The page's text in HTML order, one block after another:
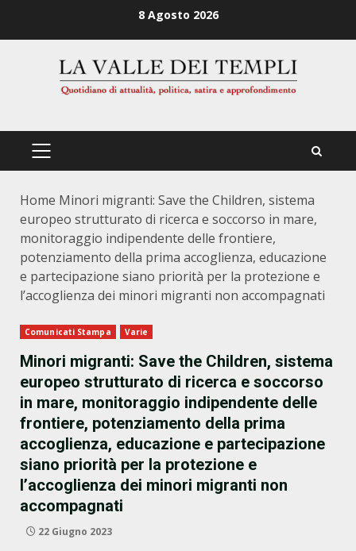
8 Agosto 2026
PRIMÄRES
Home Minori migranti: Save the Children, sistema
europeo strutturato di ricerca e soccorso in mare,
monitoraggio indipendente delle frontiere,
potenziamento della prima accoglienza, educazione
e partecipazione siano priorità per la protezione e
l’accoglienza dei minori migranti non accompagnati
Comunicati Stampa Varie
Minori migranti: Save the Children, sistema
europeo strutturato di ricerca e soccorso
in mare, monitoraggio indipendente delle
frontiere, potenziamento della prima
accoglienza, educazione e partecipazione
siano priorità per la protezione e
l’accoglienza dei minori migranti non
accompagnati
22 Giugno 2023